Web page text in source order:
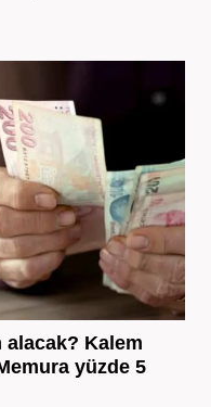
alacak? Kalem
yüzde 5